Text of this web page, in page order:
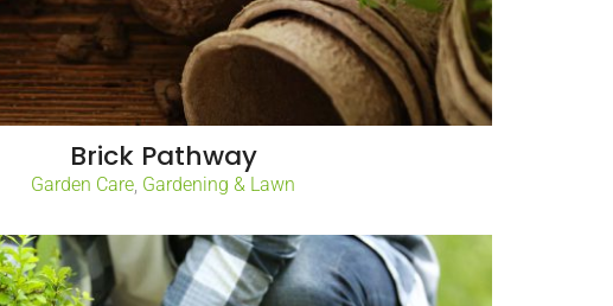
Brick Pathway
Garden Care, Gardening & Lawn